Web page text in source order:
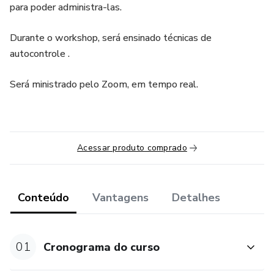
para poder administra-las.
Durante o workshop, será ensinado técnicas de
autocontrole .
Será ministrado pelo Zoom, em tempo real.
Acessar produto comprado
Conteúdo Vantagens Detalhes
01 Cronograma do curso